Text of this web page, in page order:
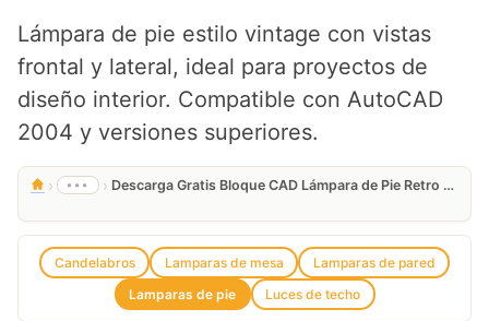
Lámpara de pie estilo vintage con vistas
frontal y lateral, ideal para proyectos de
diseño interior. Compatible con AutoCAD
2004 y versiones superiores.
› ••• › Descarga Gratis Bloque CAD Lámpara de Pie Retro en DWG
Candelabros Lamparas de mesa
Lamparas de pared
Lamparas de pie
Luces de techo